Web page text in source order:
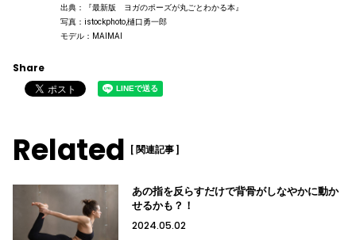
出典：『最新版 ヨガのポーズが丸ごとわかる本』
写真：istockphoto,樋口勇一郎
モデル：MAIMAI
Share
Related [ 関連記事 ]
あの指を反らすだけで背骨がしなやかに動か
せるかも？！
2024.05.02